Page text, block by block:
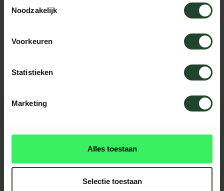
Noodzakelijk
Voorkeuren
Statistieken
Marketing
Alles toestaan
Selectie toestaan
reviews yet